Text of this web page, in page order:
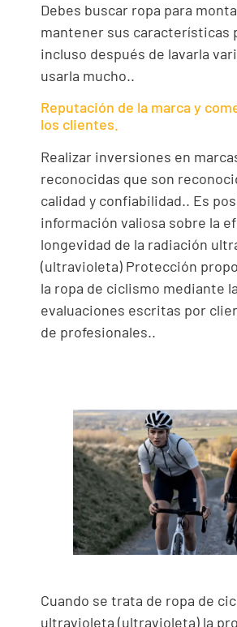
Debes buscar ropa para
mantener sus características
incluso después de lavarla
usarla mucho..
Reputación de la marca y
los clientes.
Realizar inversiones en
reconocidas que son
calidad y confiabilidad.. Es
información valiosa sobre la
longevidad de la radiación
(ultravioleta) Protección
la ropa de ciclismo mediante
evaluaciones escritas por
de profesionales..
Cuando se trata de ropa de
ultravioleta (ultravioleta) la